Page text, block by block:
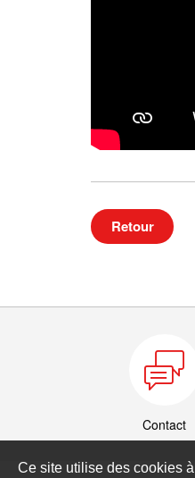
Retour
Contact
Ce site utilise des cookies